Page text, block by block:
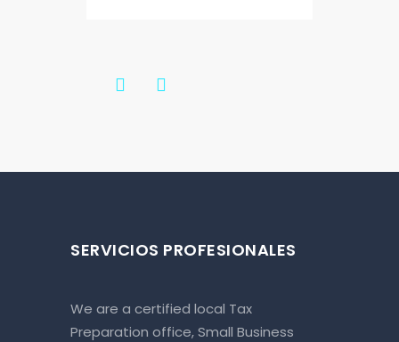
SERVICIOS PROFESIONALES
We are a certified local Tax
Preparation office, Small Business